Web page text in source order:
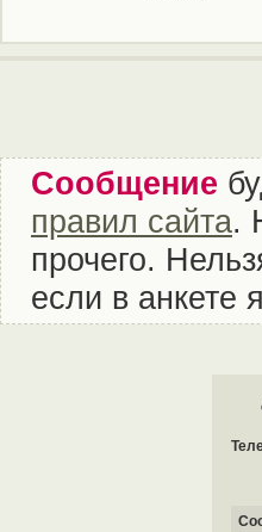
Сообщение
правил сайта.
прочего.
если в анкете